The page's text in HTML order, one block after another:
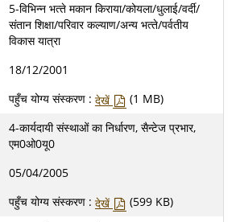
5-विभिन्‍न भत्‍ते मकान किराया/कोयला/धुलाई/वर्दी/
संतान शिक्षा/परिवार कल्‍याण/अन्‍य भत्‍ते/पर्वतीय
विकास यात्रा
18/12/2001
पहुँच योग्य संस्करण : देखें
(1 MB)
4-कार्यदायी संस्‍थाओं का निर्धारण, सैन्‍टेज प्रभार,
एम0ओ0यू0
05/04/2005
पहुँच योग्य संस्करण : देखें
(599 KB)